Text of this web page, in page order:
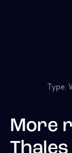
Type:
More
Thales